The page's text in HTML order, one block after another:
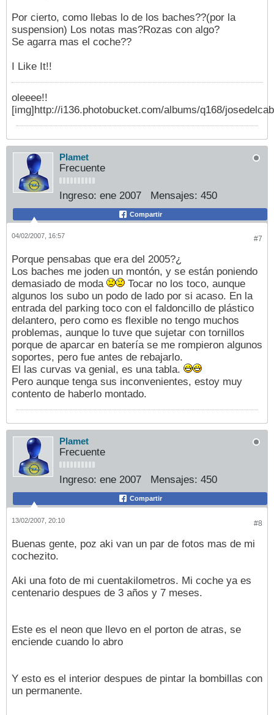
Por cierto, como llebas lo de los baches??(por la
suspension) Los notas mas?Rozas con algo?
Se agarra mas el coche??
I Like It!!
oleeee!!
[img]http://i136.photobucket.com/albums/q168/
Plamet
Frecuente
Ingreso: ene 2007 Mensajes: 450
Compartir
#7
04/02/2007, 16:57
Porque pensabas que era del 2005?¿
Los baches me joden un montón, y se están poniendo
demasiado de moda
Tocar no los toco, aunque
algunos los subo un podo de lado por si acaso. En la
entrada del parking toco con el faldoncillo de plástico
delantero, pero como es flexible no tengo muchos
problemas, aunque lo tuve que sujetar con tornillos
porque de aparcar en batería se me rompieron algunos
soportes, pero fue antes de rebajarlo.
El las curvas va genial, es una tabla.
Pero aunque tenga sus inconvenientes, estoy muy
contento de haberlo montado.
Plamet
Frecuente
Ingreso: ene 2007 Mensajes: 450
Compartir
#8
13/02/2007, 20:10
Buenas gente, poz aki van un par de fotos mas de mi
cochezito.
Aki una foto de mi cuentakilometros. Mi coche ya es
centenario despues de 3 años y 7 meses.
Este es el neon que llevo en el porton de atras, se
enciende cuando lo abro
Y esto es el interior despues de pintar la bombillas con
un permanente.